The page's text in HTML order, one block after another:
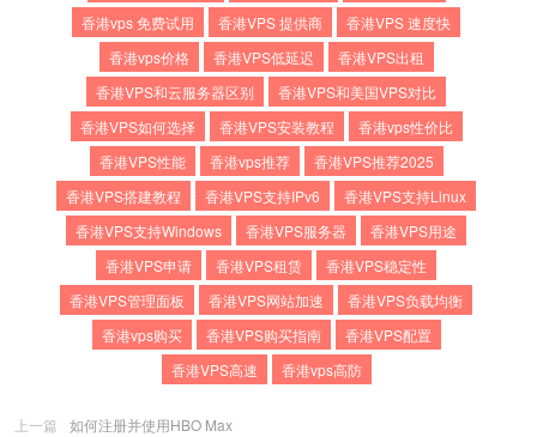
香港vps 免费试用
香港VPS 提供商
香港VPS 速度快
香港vps价格
香港VPS低延迟
香港VPS出租
香港VPS和云服务器区别
香港VPS和美国VPS对比
香港VPS如何选择
香港VPS安装教程
香港vps性价比
香港VPS性能
香港vps推荐
香港VPS推荐2025
香港VPS搭建教程
香港VPS支持IPv6
香港VPS支持Linux
香港VPS支持Windows
香港VPS服务器
香港VPS用途
香港VPS申请
香港VPS租赁
香港VPS稳定性
香港VPS管理面板
香港VPS网站加速
香港VPS负载均衡
香港vps购买
香港VPS购买指南
香港VPS配置
香港VPS高速
香港vps高防
上一篇
如何注册并使用HBO Max